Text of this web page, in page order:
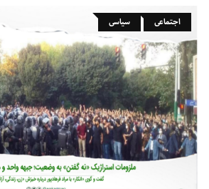
اجتماعی سیاسی